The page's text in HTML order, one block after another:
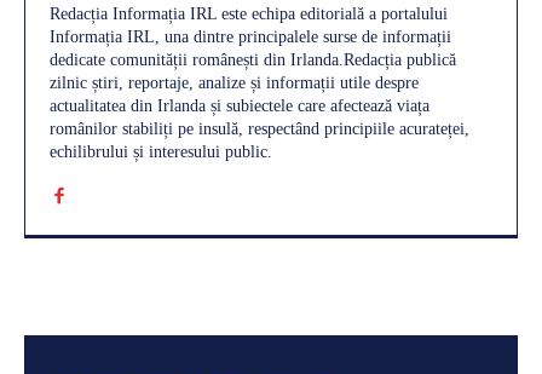
Redacția Informația IRL este echipa editorială a portalului
Informația IRL, una dintre principalele surse de informații
dedicate comunității românești din Irlanda.Redacția publică
zilnic știri, reportaje, analize și informații utile despre
actualitatea din Irlanda și subiectele care afectează viața
românilor stabiliți pe insulă, respectând principiile acurateței,
echilibrului și interesului public.